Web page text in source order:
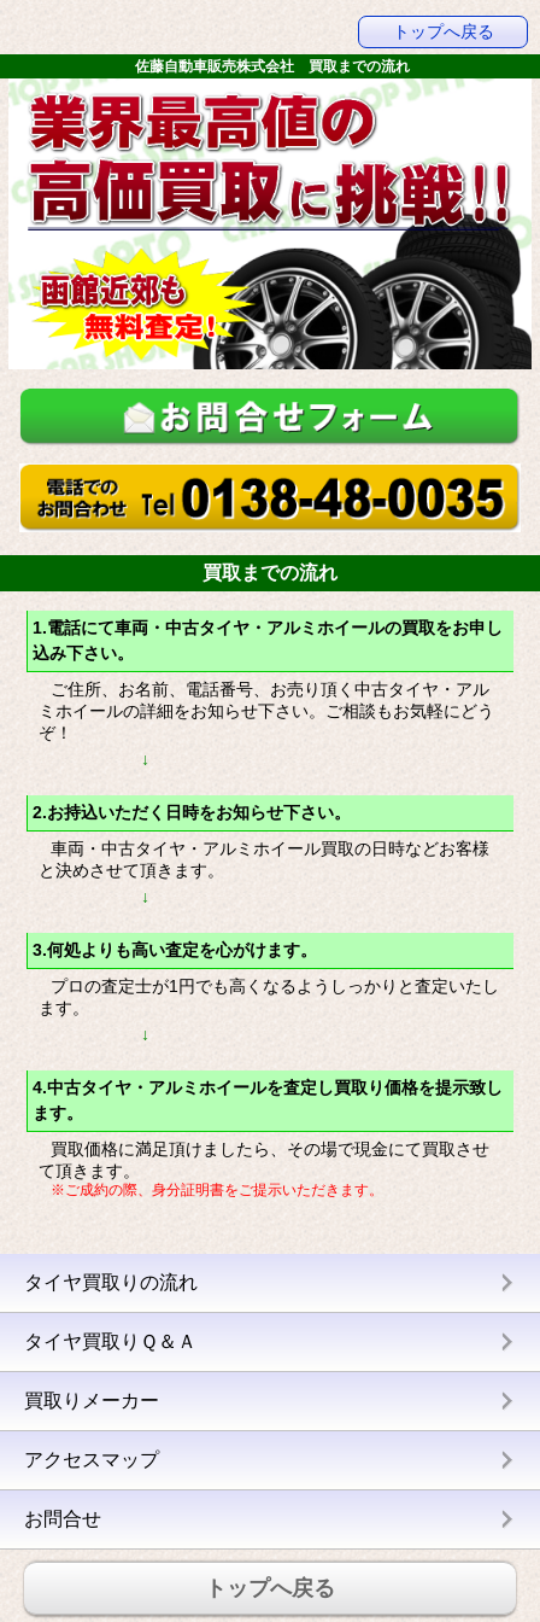
トップへ戻る
佐藤自動車販売株式会社 買取までの流れ
買取までの流れ
1.電話にて車両・中古タイヤ・アルミホイールの買取をお申し
込み下さい。
ご住所、お名前、電話番号、お売り頂く中古タイヤ・アル
ミホイールの詳細をお知らせ下さい。ご相談もお気軽にどう
ぞ！
↓
2.お持込いただく日時をお知らせ下さい。
車両・中古タイヤ・アルミホイール買取の日時などお客様
と決めさせて頂きます。
↓
3.何処よりも高い査定を心がけます。
プロの査定士が1円でも高くなるようしっかりと査定いたし
ます。
↓
4.中古タイヤ・アルミホイールを査定し買取り価格を提示致し
ます。
買取価格に満足頂けましたら、その場で現金にて買取させ
て頂きます。
※ご成約の際、身分証明書をご提示いただきます。
タイヤ買取りの流れ
タイヤ買取りＱ＆Ａ
買取りメーカー
アクセスマップ
お問合せ
トップへ戻る